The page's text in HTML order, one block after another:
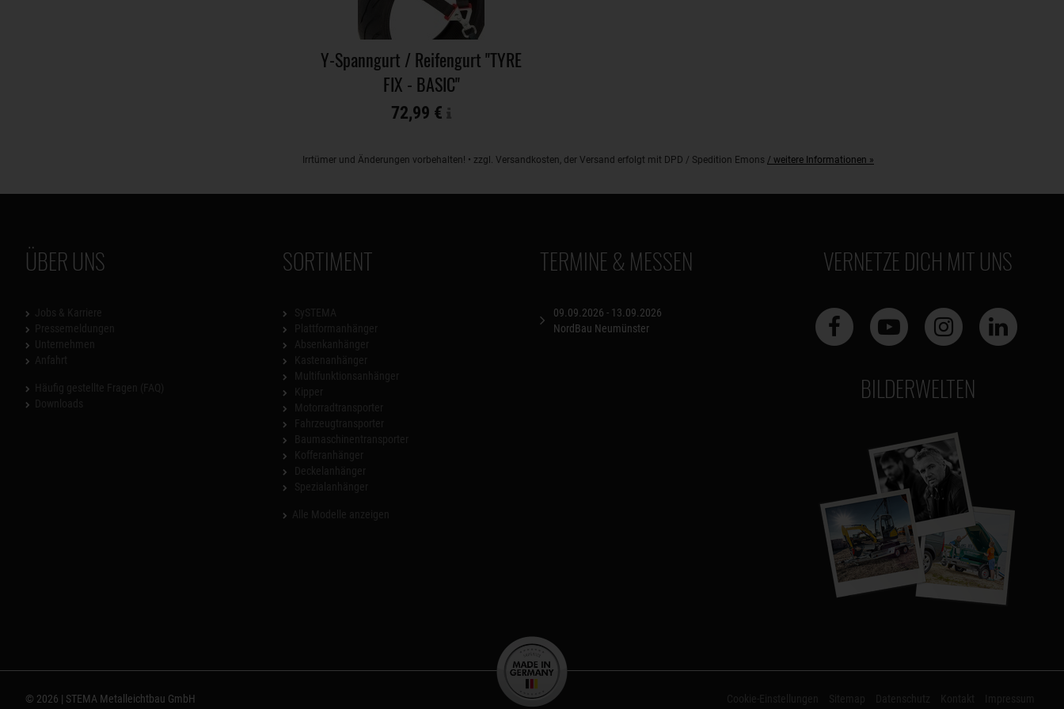
Y-Spanngurt / Reifengurt "TYRE
FIX - BASIC"
72,99 €
Irrtümer und Änderungen vorbehalten! • zzgl. Versandkosten, der Versand erfolgt mit DPD / Spedition Emons / weitere Informationen »
ÜBER UNS SORTIMENT TERMINE & MESSEN
09.09.2026 - 13.09.2026
NordBau Neumünster
VERNETZE DICH MIT UNS
BILDERWELTEN
© 2026 | STEMA Metalleichtbau GmbH